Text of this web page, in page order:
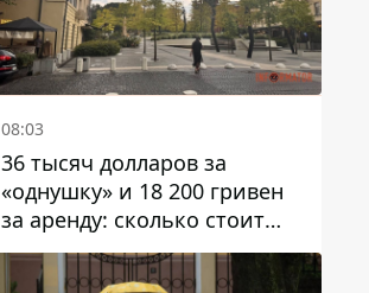
08:03
36 тысяч долларов за
«однушку» и 18 200 гривен
за аренду: сколько стоит
жилье в Днепропетровской
области